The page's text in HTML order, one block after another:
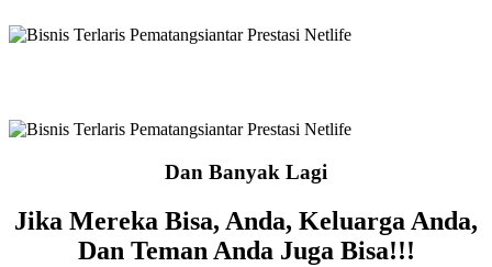
Dan Banyak Lagi
Jika Mereka Bisa, Anda, Keluarga Anda,
Dan Teman Anda Juga Bisa!!!